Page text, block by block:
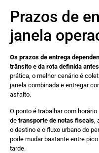
Prazos de
janela
Os prazos de entrega
trânsito e da rota definida
prática, o melhor cenário é
janela combinada e entregar
asfalto.
O ponto é trabalhar com horário
de transporte de notas fiscais
o destino e o fluxo urbano do
pode mudar bastante entre
tarde.